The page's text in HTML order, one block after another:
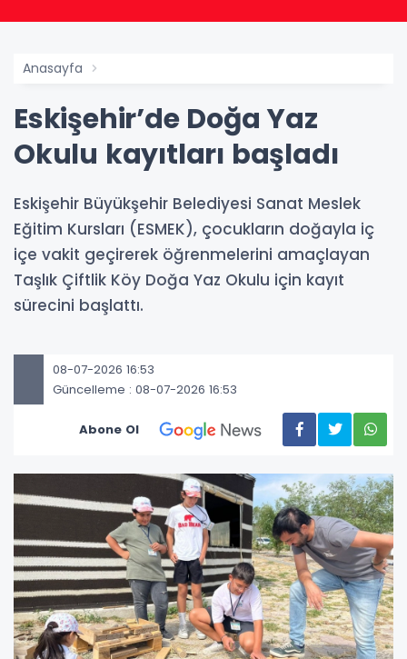
Anasayfa
Eskişehir’de Doğa Yaz
Okulu kayıtları başladı
Eskişehir Büyükşehir Belediyesi Sanat Meslek
Eğitim Kursları (ESMEK), çocukların doğayla iç
içe vakit geçirerek öğrenmelerini amaçlayan
Taşlık Çiftlik Köy Doğa Yaz Okulu için kayıt
sürecini başlattı.
08-07-2026 16:53
Güncelleme : 08-07-2026 16:53
Abone Ol